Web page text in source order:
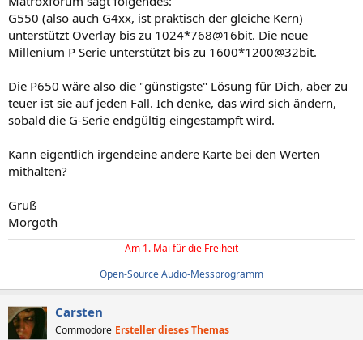
G550 (also auch G4xx, ist praktisch der gleiche Kern)
unterstützt Overlay bis zu 1024*768@16bit. Die neue
Millenium P Serie unterstützt bis zu 1600*1200@32bit.
Die P650 wäre also die "günstigste" Lösung für Dich, aber zu
teuer ist sie auf jeden Fall. Ich denke, das wird sich ändern,
sobald die G-Serie endgültig eingestampft wird.
Kann eigentlich irgendeine andere Karte bei den Werten
mithalten?
Gruß
Morgoth
Am 1. Mai für die Freiheit
Open-Source Audio-Messprogramm
Carsten
Commodore Ersteller dieses Themas